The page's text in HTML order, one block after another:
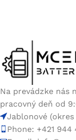
Na prevádzke nás
pracovný deň od
Jablonové (okres
Phone: +421 944